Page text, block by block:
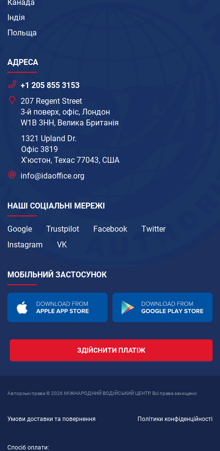
Канада
Індія
Польща
АДРЕСА
+1 205 855 3153
207 Regent Street
3-й поверх, офіс, Лондон
W1B 3HH, Велика Британія
1321 Upland Dr.
Офіс 3819
Х'юстон, Техас 77043, США
info@idaoffice.org
НАШІ СОЦІАЛЬНІ МЕРЕЖІ
Google Trustpilot Facebook
Twitter
Instagram
VK
МОБІЛЬНИЙ ЗАСТОСУНОК
ЗДІЙСНИТИ ПЛАТІЖ
Авторські права © 2026 МІЖНАРОДНИЙ ВОДІЙСЬКИЙ ЦЕНТР. Всі права захищено
Умови доставки та повернення Політики конфіденційності
Спосіб оплати: